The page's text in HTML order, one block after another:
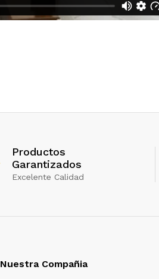
Productos
Garantizados
Excelente Calidad
Nuestra Compañia